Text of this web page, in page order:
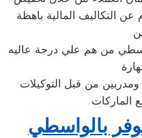
عن التكاليف المالية باهظة
من هم علي درجة عاليه
الماركات
بالواسطي